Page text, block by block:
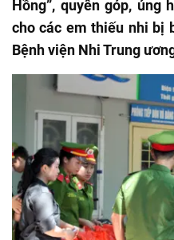
Hồng”, quyên góp, ủng
cho các em thiếu nhi bị
Bệnh viện Nhi Trung